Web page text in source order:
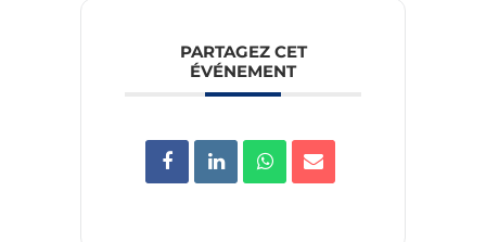
PARTAGEZ CET
ÉVÉNEMENT